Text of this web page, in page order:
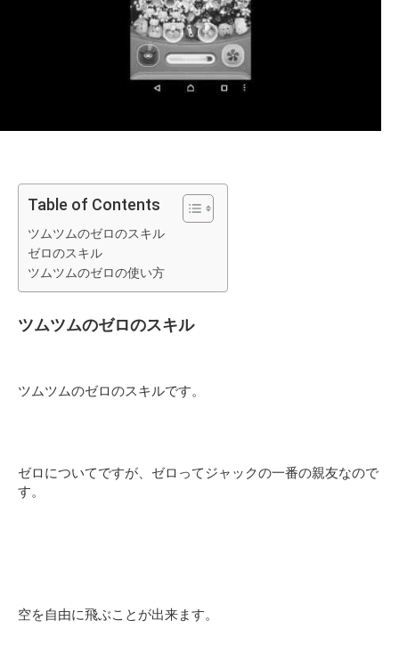
Table of Contents
ツムツムのゼロのスキル
ゼロのスキル
ツムツムのゼロの使い方
ツムツムのゼロのスキル
ツムツムのゼロのスキルです。
ゼロについてですが、ゼロってジャックの一番の親友なので
す。
空を自由に飛ぶことが出来ます。